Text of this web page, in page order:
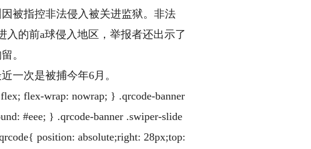
被指控非法侵入被关进监狱。非法
的前a球侵入地区，举报者还出示了
。
一次是被捕今年6月。
flex-wrap: nowrap; } .qrcode-banner
#eee; } .qrcode-banner .swiper-slide
position: absolute;right: 28px;top: